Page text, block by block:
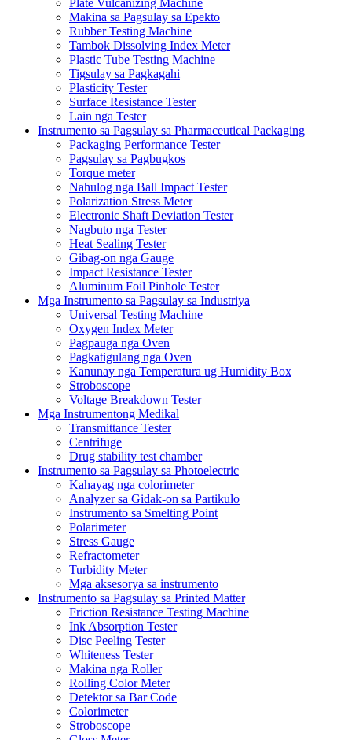
Makina sa Pagsulay sa Epekto
Rubber Testing Machine
Tambok Dissolving Index Meter
Plastic Tube Testing Machine
Tigsulay sa Pagkagahi
Plasticity Tester
Surface Resistance Tester
Lain nga Tester
Instrumento sa Pagsulay sa Pharmaceutical Packaging
Packaging Performance Tester
Pagsulay sa Pagbugkos
Torque meter
Nahulog nga Ball Impact Tester
Polarization Stress Meter
Electronic Shaft Deviation Tester
Nagbuto nga Tester
Heat Sealing Tester
Gibag-on nga Gauge
Impact Resistance Tester
Aluminum Foil Pinhole Tester
Mga Instrumento sa Pagsulay sa Industriya
Universal Testing Machine
Oxygen Index Meter
Pagpauga nga Oven
Pagkatigulang nga Oven
Kanunay nga Temperatura ug Humidity Box
Stroboscope
Voltage Breakdown Tester
Mga Instrumentong Medikal
Transmittance Tester
Centrifuge
Drug stability test chamber
Instrumento sa Pagsulay sa Photoelectric
Kahayag nga colorimeter
Analyzer sa Gidak-on sa Partikulo
Instrumento sa Smelting Point
Polarimeter
Stress Gauge
Refractometer
Turbidity Meter
Mga aksesorya sa instrumento
Instrumento sa Pagsulay sa Printed Matter
Friction Resistance Testing Machine
Ink Absorption Tester
Disc Peeling Tester
Whiteness Tester
Makina nga Roller
Rolling Color Meter
Detektor sa Bar Code
Colorimeter
Stroboscope